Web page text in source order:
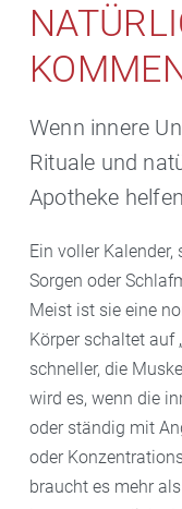
Wenn innere
Rituale und
Apotheke
Ein voller
Sorgen oder
Meist ist sie eine
Körper schaltet auf
schneller, die
wird es, wenn die
oder ständig mit
oder
braucht es mehr